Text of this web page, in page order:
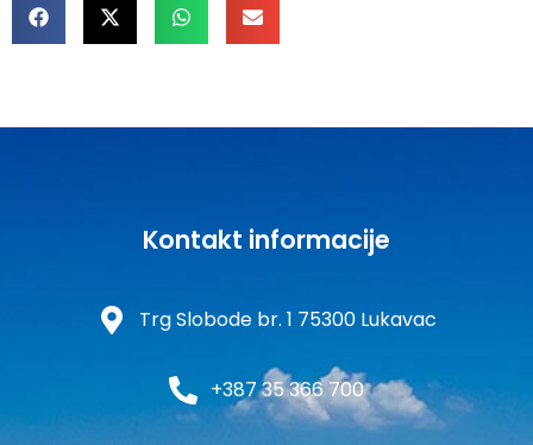
Kontakt informacije
Trg Slobode br. 1 75300 Lukavac
+387 35 366 700